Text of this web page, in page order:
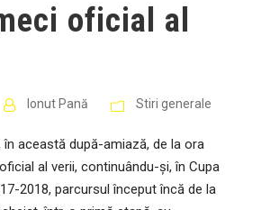
oficial al
Ionut Pană Stiri generale
în această după-amiază, de la ora
al verii, continuându-şi, în Cupa
2018, parcursul început încă de la